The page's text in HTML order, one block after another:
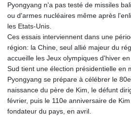
LBP
LRD
LSL
LTL
LVL
LYD
MAD
MDL
Pyongyang n'a pas testé de missiles
ou d'armes nucléaires même après
les Etats-Unis.
Ces essais interviennent dans une
région: la Chine, seul allié majeur du
accueille les Jeux olympiques d'hiver
Sud tient une élection présidentielle en
Pyongyang se prépare à célébrer le
naissance du père de Kim, le défunt
février, puis le 110e anniversaire de
fondateur du pays, en avril.